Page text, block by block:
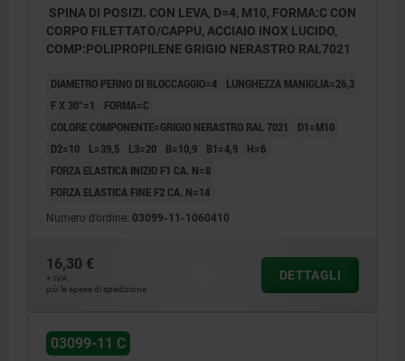
SPINA DI POSIZI. CON LEVA, D=4, M10, FORMA:C CON
CORPO FILETTATO/CAPPU, ACCIAIO INOX LUCIDO,
COMP:POLIPROPILENE GRIGIO NERASTRO RAL7021
DIAMETRO PERNO DI BLOCCAGGIO=4
LUNGHEZZA MANIGLIA=26,3
F X 30°=1
FORMA=C
COLORE COMPONENTE=GRIGIO NERASTRO RAL 7021
D1=M10
D2=10
L=39,5 L3=20 B=10,9 B1=4,9
H=6
FORZA ELASTICA INIZIO F1 CA. N=8
FORZA ELASTICA FINE F2 CA. N=14
Numero d’ordine: 03099-11-1060410
16,30 €
+ IVA
più le spese di spedizione
DETTAGLI
03099-11 C